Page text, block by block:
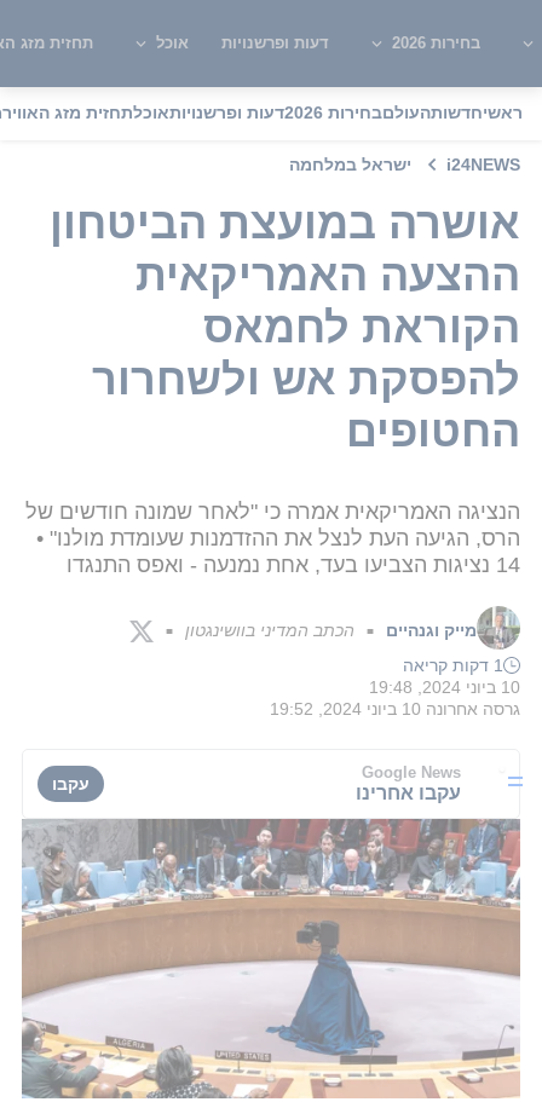
בחירות 2026 דעות ופרשנויות אוכל תחזית מזג
ראשיחדשותהעולםבחירות 2026 דעות ופרשנויותאוכלתחזית מזג האוויר
i24NEWS ישראל במלחמה
אושרה במועצת הביטחון
ההצעה האמריקאית
הקוראת לחמאס
להפסקת אש ולשחרור
החטופים
הנציגה האמריקאית אמרה כי "לאחר שמונה חודשים של
הרס, הגיעה העת לנצל את ההזדמנות שעומדת מולנו" •
14 נציגות הצביעו בעד, אחת נמנעה - ואפס התנגדו
מייק וגנהיים ■ הכתב המדיני בוושינגטון ■
1 דקות קריאה
10 ביוני 2024, 19:48
גרסה אחרונה 10 ביוני 2024, 19:52
Google News
עקבו אחרינו עקבו